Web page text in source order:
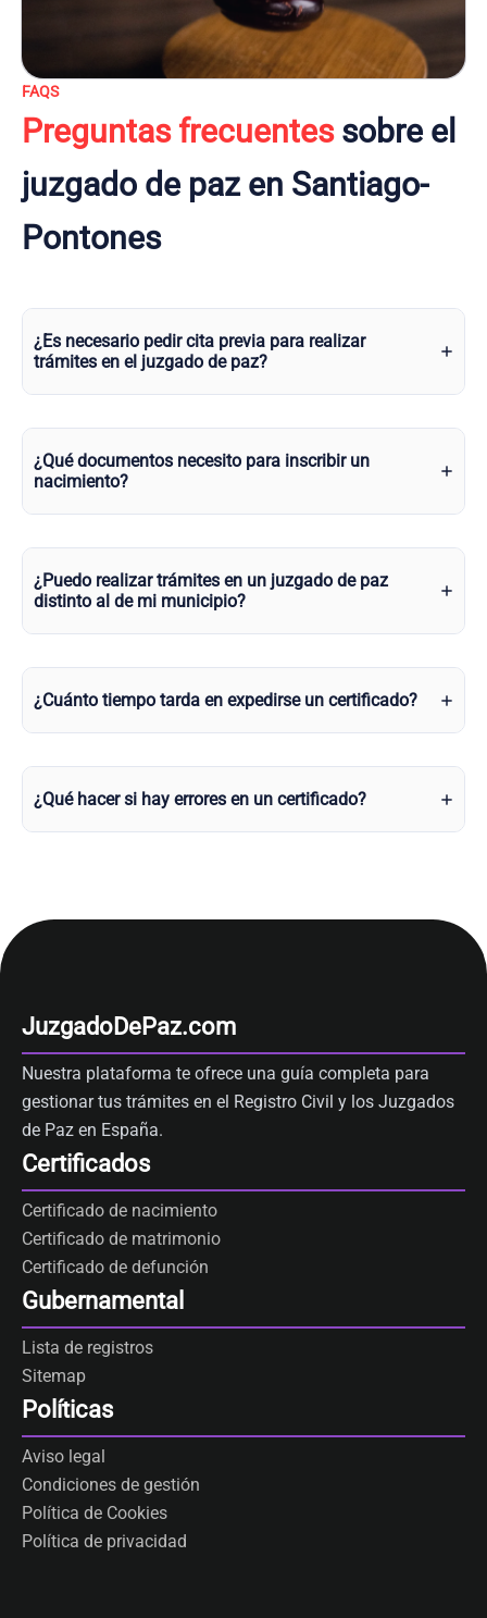
FAQS
Preguntas frecuentessobre el
juzgado de paz en Santiago-
Pontones
¿Es necesario pedir cita previa para realizar
trámites en el juzgado de paz?
¿Qué documentos necesito para inscribir un
nacimiento?
¿Puedo realizar trámites en un juzgado de paz
distinto al de mi municipio?
¿Cuánto tiempo tarda en expedirse un certificado?
¿Qué hacer si hay errores en un certificado?
JuzgadoDePaz.com
Nuestra plataforma te ofrece una guía completa para
gestionar tus trámites en el Registro Civil y los Juzgados
de Paz en España.
Certificados
Certificado de nacimiento
Certificado de matrimonio
Certificado de defunción
Gubernamental
Lista de registros
Sitemap
Políticas
Aviso legal
Condiciones de gestión
Política de Cookies
Política de privacidad